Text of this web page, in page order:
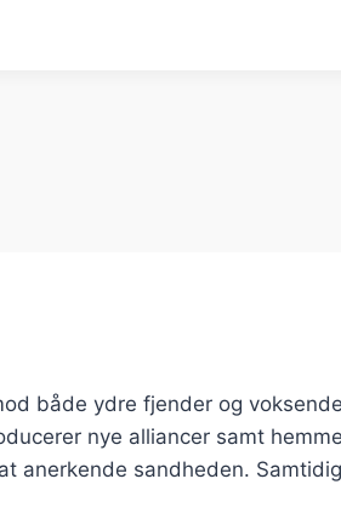
både ydre fjender og
nye alliancer samt
anerkende sandheden.